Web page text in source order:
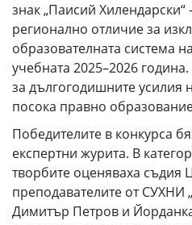
знак „Паисий Хилендарски“
регионално отличие за
образователната система
учебната 2025–2026
за дългогодишните усилия
посока правно
Победителите в конкурса
експертни журита. В
творбите оценяваха съдия
преподавателите от СУХНИ
Димитър Петров и